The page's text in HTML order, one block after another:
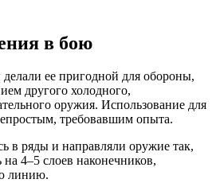
в бою
ее пригодной для обороны,
другого холодного,
оружия. Использование для
требовавшим опыта.
в ряды и направляли оружие так,
на 4–5 слоев наконечников,
линию.